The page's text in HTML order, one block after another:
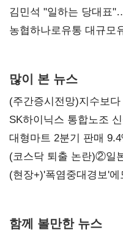
통감"
김민석 "일하는 당대표
농협하나로유통 대규모
많이 본 뉴스
(주간증시전망)지수보
SK하이닉스 통합노조
불만 확산
대형마트 2분기 판매
(코스닥 퇴출 논란)②일
당장 퇴출?…시간만으
(현장+)'폭염중대경보'
함께 볼만한 뉴스